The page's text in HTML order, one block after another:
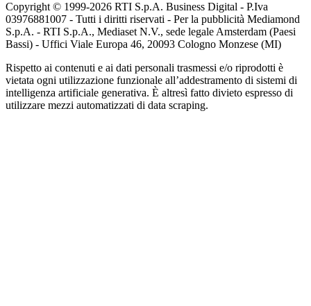
Copyright © 1999-2026 RTI S.p.A. Business Digital - P.Iva
03976881007 - Tutti i diritti riservati - Per la pubblicità Mediamond
S.p.A. - RTI S.p.A., Mediaset N.V., sede legale Amsterdam (Paesi
Bassi) - Uffici Viale Europa 46, 20093 Cologno Monzese (MI)
Rispetto ai contenuti e ai dati personali trasmessi e/o riprodotti è
vietata ogni utilizzazione funzionale all’addestramento di sistemi di
intelligenza artificiale generativa. È altresì fatto divieto espresso di
utilizzare mezzi automatizzati di data scraping.